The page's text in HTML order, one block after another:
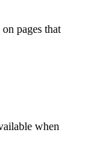
pages that
when